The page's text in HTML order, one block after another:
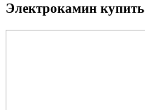
Электрокамин купить